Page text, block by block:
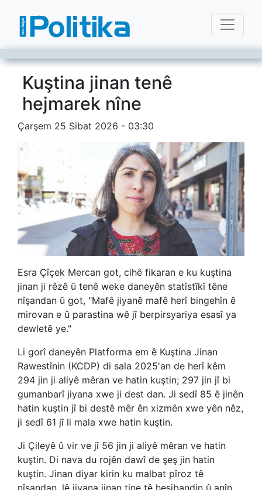
Kuştina jinan tenê
hejmarek nîne
Çarşem 25 Sibat 2026 - 03:30
Esra Çîçek Mercan got, cihê fikaran e ku kuştina
jinan ji rêzê û tenê weke daneyên statîstîkî têne
nîşandan û got, "Mafê jiyanê mafê herî bingehîn ê
mirovan e û parastina wê jî berpirsyariya esasî ya
dewletê ye."
Li gorî daneyên Platforma em ê Kuştina Jinan
Rawestînin (KCDP) di sala 2025'an de herî kêm
294 jin ji aliyê mêran ve hatin kuştin; 297 jin jî bi
gumanbarî jiyana xwe ji dest dan. Ji sedî 85 ê jinên
hatin kuştin jî bi destê mêr ên xizmên xwe yên nêz,
ji sedî 61 jî li mala xwe hatin kuştin.
Ji Çileyê û vir ve jî 56 jin ji aliyê mêran ve hatin
kuştin. Di nava du rojên dawî de şeş jin hatin
kuştin. Jinan diyar kirin ku malbat pîroz tê
nîşandan, lê jiyana jinan tine tê hesibandin û anîn